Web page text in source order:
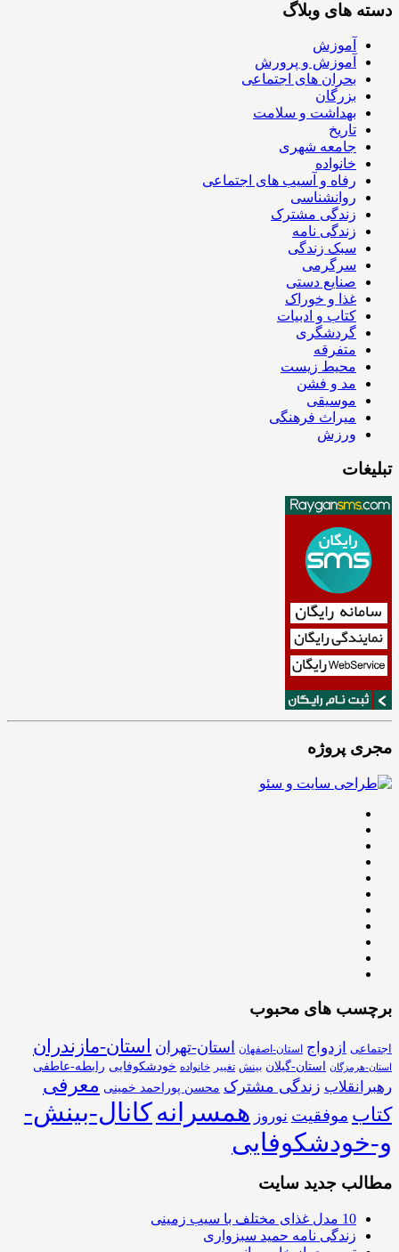
دسته های وبلاگ
آموزش
آموزش و پرورش
بحران های اجتماعی
بزرگان
بهداشت و سلامت
تاریخ
جامعه شهری
خانواده
رفاه و آسیب های اجتماعی
روانشناسی
زندگی مشترک
زندگی نامه
سبک زندگی
سرگرمی
صنایع دستی
غذا و خوراک
کتاب و ادبیات
گردشگری
متفرقه
محیط زیست
مد و فشن
موسیقی
میراث فرهنگی
ورزش
تبلیغات
مجری پروژه
برچسب های محبوب
اجتماعی ازدواج استان-اصفهان استان-تهران استان-مازندران
استان-هرمزگان استان-گیلان بینش تغییر خانواده خودشکوفایی رابطه-عاطفی
رهبرانقلاب زندگی مشترک محسن پوراحمد خمینی معرفی
کتاب موفقیت نوروز همسرانهکانال-بینش-
و-خودشکوفایی
مطالب جدید سایت
10 مدل غذای مختلف با سیب زمینی
زندگی نامه حمید سبزواری